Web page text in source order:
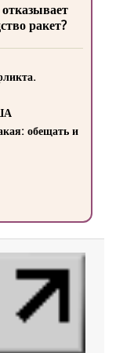
ракет?
обещать и